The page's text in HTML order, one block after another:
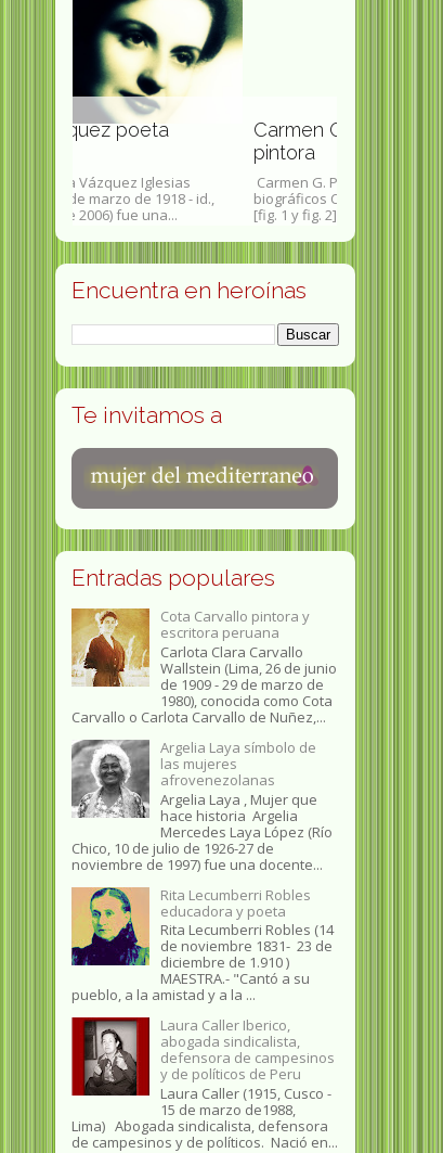
Carmen G. Pérez-Neu
Carmen G. Pérez-Neu: apuntes
biográficos Carmen G. Pérez-Neu
[fig. 1 y fig. 2]...
Encuentra en heroínas
Te invitamos a
Entradas populares
Cota Carvallo pintora y
escritora peruana
Carlota Clara Carvallo
Wallstein (Lima, 26 de junio
de 1909 - 29 de marzo de
1980), conocida como Cota
Carvallo o Carlota Carvallo de Nuñez,...
Argelia Laya símbolo de
las mujeres
afrovenezolanas
Argelia Laya , Mujer que
hace historia Argelia
Mercedes Laya López (Río
Chico, 10 de julio de 1926-27 de
noviembre de 1997) fue una docente...
Rita Lecumberri Robles
educadora y poeta
Rita Lecumberri Robles (14
de noviembre 1831- 23 de
diciembre de 1.910 )
MAESTRA.- "Cantó a su
pueblo, a la amistad y a la ...
Laura Caller Iberico,
abogada sindicalista,
defensora de campesinos
y de políticos de Peru
Laura Caller (1915, Cusco -
15 de marzo de1988,
Lima) Abogada sindicalista, defensora
de campesinos y de políticos. Nació en...